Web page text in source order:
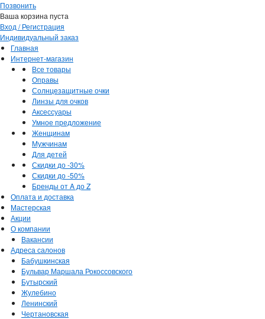
Позвонить
Ваша корзина пуста
Вход / Регистрация
Индивидуальный заказ
Главная
Интернет-магазин
Все товары
Оправы
Солнцезащитные очки
Линзы для очков
Аксессуары
Умное предложение
Женщинам
Мужчинам
Для детей
Скидки до -30%
Скидки до -50%
Бренды от A до Z
Оплата и доставка
Мастерская
Акции
О компании
Вакансии
Адреса салонов
Бабушкинская
Бульвар Маршала Рокоссовского
Бутырский
Жулебино
Ленинский
Чертановская